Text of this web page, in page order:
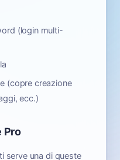
(login multi-
(copre creazione
ecc.)
Pro
serve una di queste